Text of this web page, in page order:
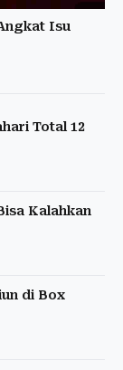
Isu
Total 12
Kalahkan
di Box